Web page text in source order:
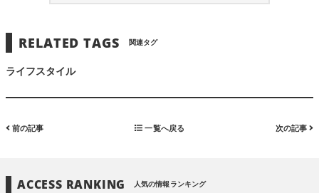
RELATED TAGS 関連タグ
ライフスタイル
前の記事 一覧へ戻る 次の記事
ACCESS RANKING 人気の情報ランキング